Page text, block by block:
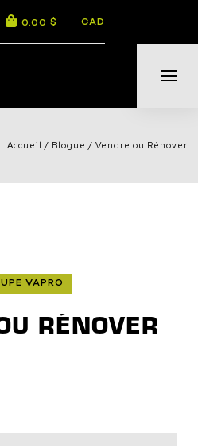
0.00 $ CAD
Accueil Blogue Vendre ou Rénover
VAPRO
RÉNOVER